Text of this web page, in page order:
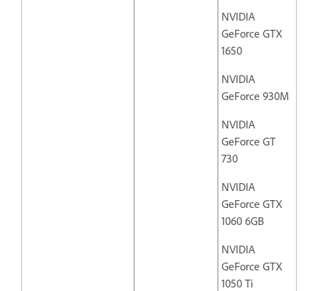
NVIDIA
GeForce GTX
1650
NVIDIA
GeForce 930M
NVIDIA
GeForce GT
730
NVIDIA
GeForce GTX
1060 6GB
NVIDIA
GeForce GTX
1050 Ti